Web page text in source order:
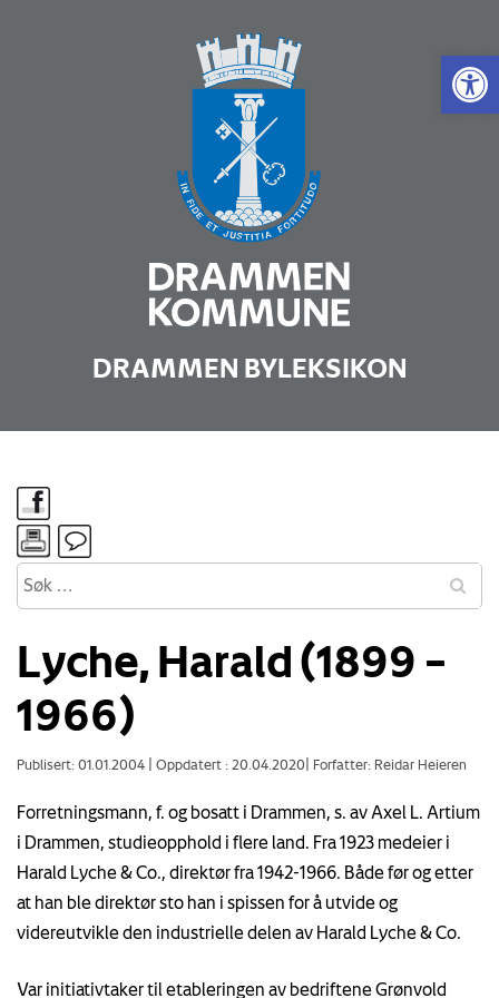
Vis
DRAMMEN BYLEKSIKON
Lyche, Harald (1899 –
1966)
Publisert: 01.01.2004 Oppdatert : 20.04.2020 Forfatter: Reidar Heieren
Forretningsmann, f. og bosatt i Drammen, s. av Axel L. Artium
i Drammen, studieopphold i flere land. Fra 1923 medeier i
Harald Lyche & Co., direktør fra 1942-1966. Både før og etter
at han ble direktør sto han i spissen for å utvide og
videreutvikle den industrielle delen av Harald Lyche & Co.
Var initiativtaker til etableringen av bedriftene Grønvold